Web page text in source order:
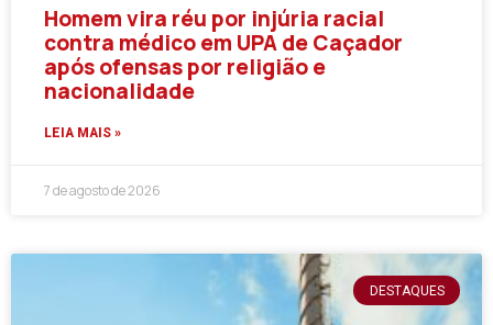
Homem vira réu por injúria racial
contra médico em UPA de Caçador
após ofensas por religião e
nacionalidade
LEIA MAIS »
7 de agosto de 2026
DESTAQUES